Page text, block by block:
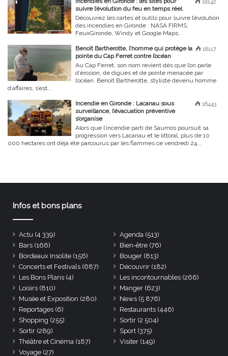
18142
suivre l’évolution du feu en temps réel
Découvrez les cartes et outils pour suivre l’évolution
des incendies en Gironde : NASA FIRMS,
FeuxGironde, Windy et Google Maps.
18117
Benoît Bartherotte, l’homme qui protège la
pointe du Cap Ferret contre l’océan
Au Cap Ferret, son nom revient dès que l’on parle
d’érosion, de digues et de pointe menacée par
l’océan. Benoît Bartherotte, styliste devenu homme
d’affaires, s’est...
16443
Incendie en Gironde : Lacanau sous
surveillance, l’évacuation préventive
s’organise
Alors que l’incendie parti de Saumos poursuit sa
progression vers Lacanau et le littoral, plus de 10
000 hectares ont déjà été parcourus par les flammes ce vendredi 24...
Infos et bons plans
Actu (4 339) Agenda (513)
Bars (166) Bien-être (76)
Bordeaux Insolite (156) Bouger (813)
Concerts et Festivals (687) Découvrir (182)
Les Bons Plans (4) Les incontournables (266)
Loisirs (810) Manger (623)
Musée et Exposition (280) News (5 876)
Reportages (6) Restaurants (446)
Shopping (255) Sortir (2 504)
Sortir (289) Sport (375)
Théâtre et Cinéma (187) Visiter (149)
Voyage (27)